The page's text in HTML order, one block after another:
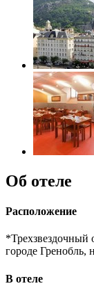
Об отеле
Расположение
*Трехзвездочный
городе Гренобль,
В отеле